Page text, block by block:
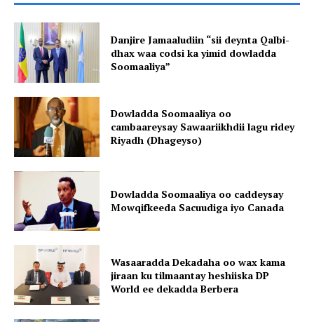
Danjire Jamaaludiin “sii deynta Qalbi-
dhax waa codsi ka yimid dowladda
Soomaaliya”
Dowladda Soomaaliya oo
cambaareysay Sawaariikhdii lagu ridey
Riyadh (Dhageyso)
Dowladda Soomaaliya oo caddeysay
Mowqifkeeda Sacuudiga iyo Canada
Wasaaradda Dekadaha oo wax kama
jiraan ku tilmaantay heshiiska DP
World ee dekadda Berbera